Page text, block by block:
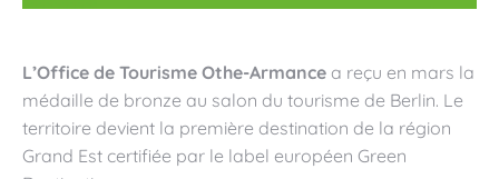
L’Office de Tourisme Othe-Armance a reçu en mars la
médaille de bronze au salon du tourisme de Berlin. Le
territoire devient la première destination de la région
Grand Est certifiée par le label européen Green